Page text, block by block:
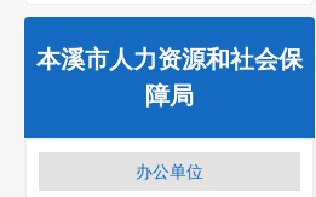
本溪市人力资源和社会保
障局
办公单位